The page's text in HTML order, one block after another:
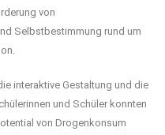
von
Selbstbestimmung rund um
interaktive Gestaltung und die
und Schüler konnten
von Drogenkonsum